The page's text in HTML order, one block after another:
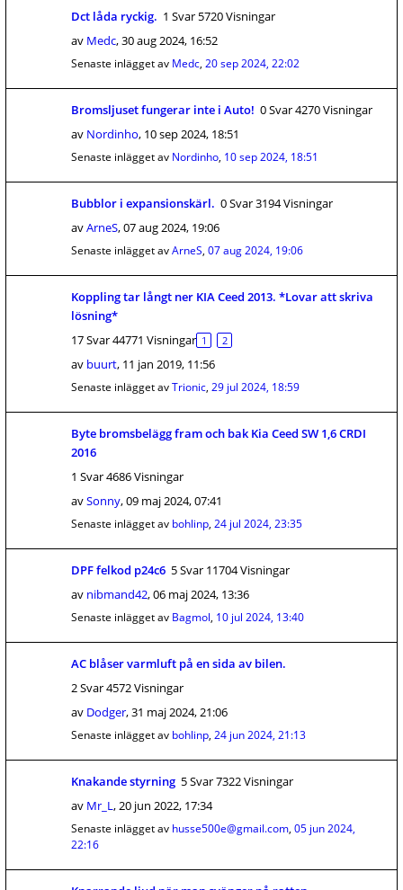
Dct låda ryckig. 1 Svar 5720 Visningar
av Medc,30 aug 2024, 16:52
Senaste inlägget av Medc, 20 sep 2024, 22:02
Bromsljuset fungerar inte i Auto! 0 Svar 4270 Visningar
av Nordinho, 10 sep 2024, 18:51
Senaste inlägget av Nordinho, 10 sep 2024, 18:51
Bubblor i expansionskärl. 0 Svar 3194 Visningar
avArneS,07 aug 2024, 19:06
Senaste inlägget avArneS, 07 aug 2024, 19:06
Koppling tar långt ner KIA Ceed 2013. *Lovar att skriva
lösning*
17 Svar 44771 Visningar 1 2
av buurt, 11 jan 2019, 11:56
Senaste inlägget avTrionic, 29 jul 2024, 18:59
Byte bromsbelägg fram och bak Kia Ceed SW 1,6 CRDI
2016
1 Svar 4686 Visningar
avSonny,09 maj 2024, 07:41
Senaste inlägget av bohlinp, 24 jul 2024, 23:35
DPF felkod p24c6 5 Svar 11704 Visningar
av nibmand42,06 maj 2024, 13:36
Senaste inlägget av Bagmol, 10 jul 2024, 13:40
AC blåser varmluft på en sida av bilen.
2 Svar 4572 Visningar
av Dodger,31 maj 2024, 21:06
Senaste inlägget av bohlinp, 24 jun 2024, 21:13
Knakande styrning 5 Svar 7322 Visningar
av Mr_L,20 jun 2022, 17:34
Senaste inlägget av husse500e@gmail.com, 05 jun 2024,
22:16